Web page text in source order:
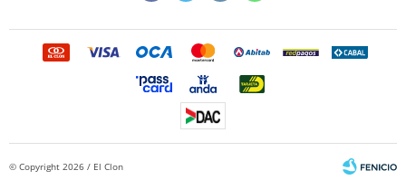
© Copyright 2026 / El Clon